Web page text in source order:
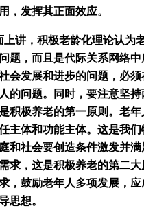
，发挥其正面效应。
上讲，积极老龄化理论认为
题，而且是代际关系网络
会发展和进步的问题，必
的问题。同时，要注意坚持
积极养老的第一原则。老
主体和功能主体。这是我
和社会要创造条件激发并
求，这是积极养老的第二
，鼓励老年人多项发展，应
思想。